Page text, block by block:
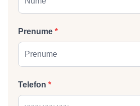
Prenume *
Telefon *